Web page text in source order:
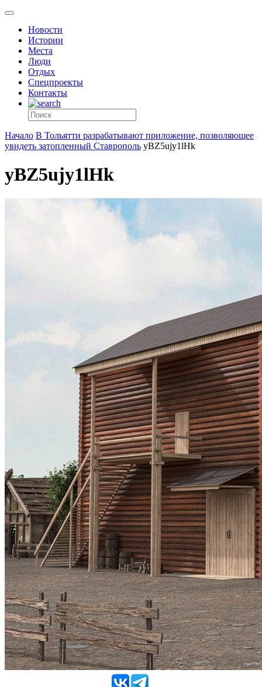
Новости
Истории
Места
Люди
Отдых
Спецпроекты
Контакты
Начало В Тольятти разрабатывают приложение, позволяющее
увидеть затопленный Ставрополь yBZ5ujy1lHk
yBZ5ujy1lHk